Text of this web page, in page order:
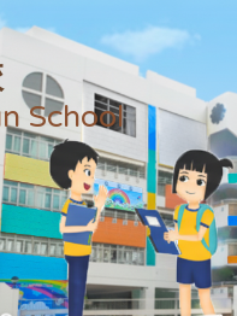
School